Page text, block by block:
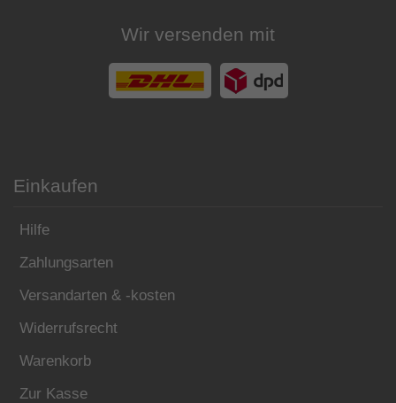
Wir versenden mit
Einkaufen
Hilfe
Zahlungsarten
Versandarten & -kosten
Widerrufsrecht
Warenkorb
Zur Kasse